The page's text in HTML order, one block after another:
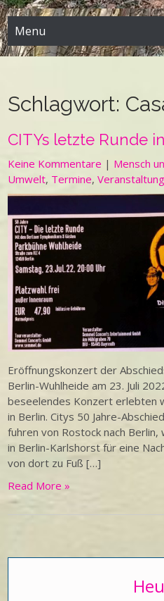
Menu
Schlagwort:
CITYs letzte Runde
Keine Kommentare | Mensch
Umwelt, Termine,
Eröffnungskonzert der
Berlin-Wuhlheide am 23. Juli
beseelendes Konzert erlebten
in Berlin. Citys 50 Jahre-
fuhren von Rostock nach
in Berlin-Karlshorst für eine
von dort zu Fuß […]
Read More »